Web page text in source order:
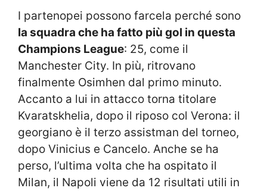
I partenopei possono farcela perché sono
la squadra che ha fatto più gol in questa
Champions League: 25, come il
Manchester City. In più, ritrovano
finalmente Osimhen dal primo minuto.
Accanto a lui in attacco torna titolare
Kvaratskhelia, dopo il riposo col Verona: il
georgiano è il terzo assistman del torneo,
dopo Vinicius e Cancelo. Anche se ha
perso, l’ultima volta che ha ospitato il
Milan, il Napoli viene da 12 risultati utili in